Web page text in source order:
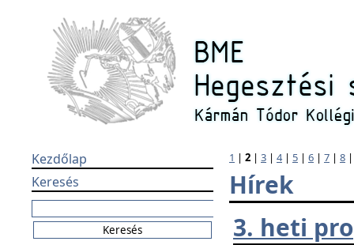
Kezdőlap
Keresés
1 | 2 | 3 | 4| 5 | 6 | 7 | 8
Hírek
3. heti